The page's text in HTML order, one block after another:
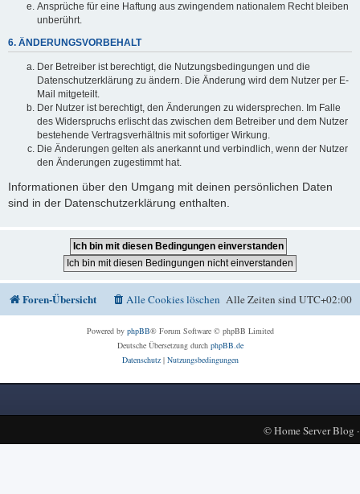
Ansprüche für eine Haftung aus zwingendem nationalem Recht bleiben
unberührt.
6. ÄNDERUNGSVORBEHALT
Der Betreiber ist berechtigt, die Nutzungsbedingungen und die
Datenschutzerklärung zu ändern. Die Änderung wird dem Nutzer per E-
Mail mitgeteilt.
Der Nutzer ist berechtigt, den Änderungen zu widersprechen. Im Falle
des Widerspruchs erlischt das zwischen dem Betreiber und dem Nutzer
bestehende Vertragsverhältnis mit sofortiger Wirkung.
Die Änderungen gelten als anerkannt und verbindlich, wenn der Nutzer
den Änderungen zugestimmt hat.
Informationen über den Umgang mit deinen persönlichen Daten
sind in der Datenschutzerklärung enthalten.
Foren-Übersicht Alle Zeiten sindUTC+02:00
Alle Cookies löschen
Powered by phpBB® Forum Software © phpBB Limited
Deutsche Übersetzung durch phpBB.de
Datenschutz| Nutzungsbedingungen
©Home Server Blog